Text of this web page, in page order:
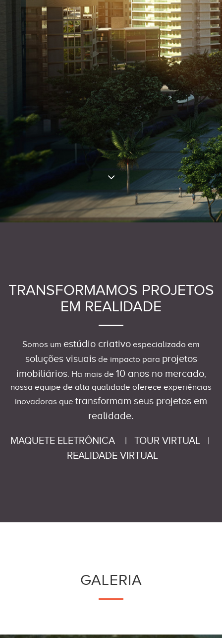
TRANSFORMAMOS PROJETOS
EM REALIDADE
Somos um estúdio criativo especializado em
soluções visuaisde impacto para projetos
imobiliários. Ha mais de 10 anos no mercado,
nossa equipe de alta qualidade oferece experiências
inovadoras que transformam seus projetos em
realidade.
MAQUETE ELETRÔNICA | TOUR VIRTUAL
|
REALIDADE VIRTUAL
GALERIA